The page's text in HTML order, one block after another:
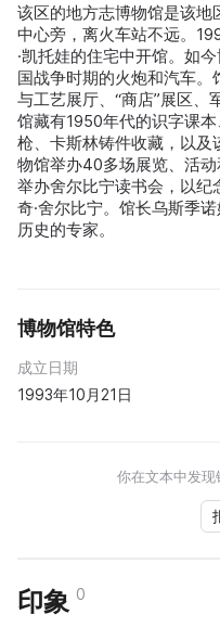
该区的地方志博物馆是该地
中心旁，离火车站不远。
·凯托娃的住宅中开馆。如
国战争时期的火炮和汽车
与工艺展厅、“商店”展区、
馆藏有1950年代的识字课
枪、卡斯林铸件收藏，以
物馆举办40多场展览、活
举办舍尔比宁读书会，以纪
奇·舍尔比宁。馆长乌斯季
历史的专家。
博物馆特色
成立日期
1993年10月21日
你在文本中发
印象 0